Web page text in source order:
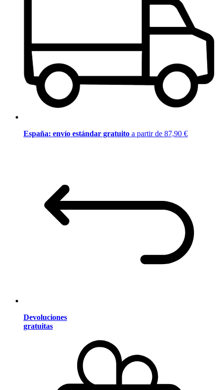
España: envío estándar gratuito a partir de 87,90 €
Devoluciones
gratuitas